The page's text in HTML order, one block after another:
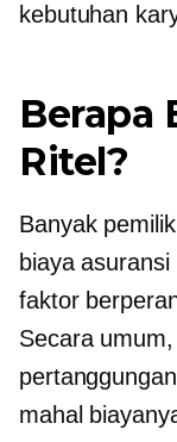
kebutuhan
Berapa
Ritel?
Banyak
biaya
faktor
Secara
mahal